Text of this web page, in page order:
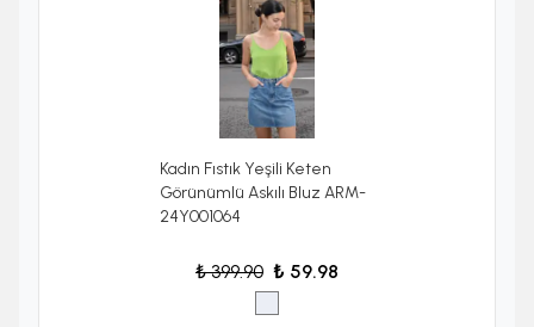
Kadın Fıstık Yeşili Keten
Görünümlü Askılı Bluz ARM-
24Y001064
₺ 399.90 ₺ 59.98